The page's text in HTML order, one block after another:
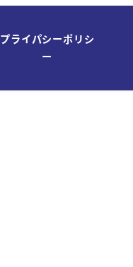
プライパシーポリシ
ー